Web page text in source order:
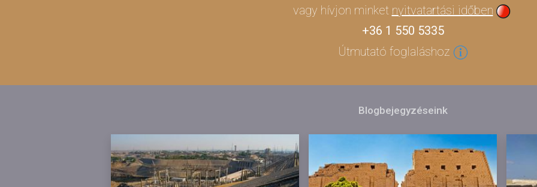
vagy hívjon minket nyitvatartási időben
+36 1 550 5335
Útmutató foglaláshoz
Blogbejegyzéseink